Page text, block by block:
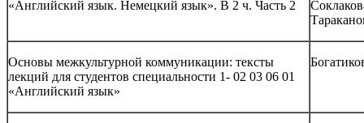
«Английский язык. Немецкий язык». В 2 ч. Часть 2
Основы межкультурной коммуникации: тексты
лекций для студентов специальности 1- 02 03 06 01
«Английский язык»